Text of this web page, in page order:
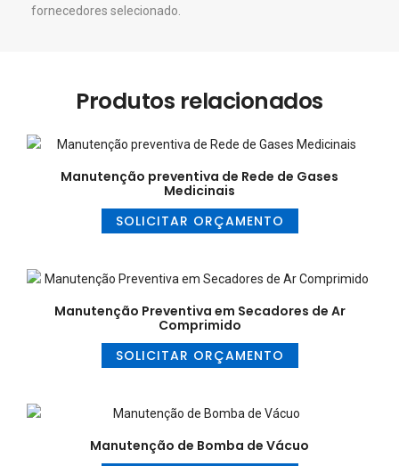
fornecedores selecionado.
Produtos relacionados
Manutenção preventiva de Rede de Gases
Medicinais
SOLICITAR ORÇAMENTO
Manutenção Preventiva em Secadores de Ar
Comprimido
SOLICITAR ORÇAMENTO
Manutenção de Bomba de Vácuo